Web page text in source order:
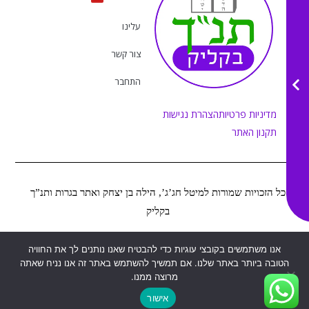
מדיניות פרטיותהצהרת נגישות
תקנון האתר
עלינו
צור קשר
התחבר
כל הזכויות שמורות למיטל חג’ג’, הילה בן יצחק ואתר בגרות ותנ”ך
בקליק
©נבנה ע”י2022
Web&MOR
אנו משתמשים בקובצי עוגיות כדי להבטיח שאנו נותנים לך את החוויה
הטובה ביותר באתר שלנו. אם תמשיך להשתמש באתר זה אנו נניח שאתה
מרוצה ממנו.
אישור